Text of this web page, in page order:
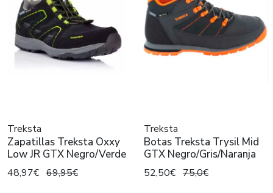
Treksta
Zapatillas Treksta Oxxy
Low JR GTX Negro/Verde
48,97€ 69,95€
Treksta
Botas Treksta Trysil Mid
GTX Negro/Gris/Naranja
52,50€ 75,0€